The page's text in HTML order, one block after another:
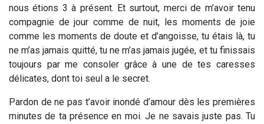
nous étions 3 à présent. Et surtout, merci de m’avoir tenu
compagnie de jour comme de nuit, les moments de joie
comme les moments de doute et d’angoisse, tu étais là, tu
ne m’as jamais quitté, tu ne m’as jamais jugée, et tu finissais
toujours par me consoler grâce à une de tes caresses
délicates, dont toi seul a le secret.
Pardon de ne pas t’avoir inondé d’amour dès les premières
minutes de ta présence en moi. Je ne savais juste pas. Tu